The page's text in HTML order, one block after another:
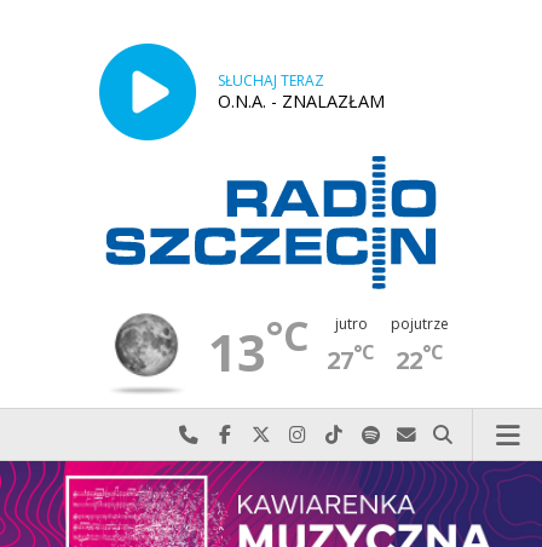
SŁUCHAJ TERAZ
O.N.A. - ZNALAZŁAM
13°C jutro
27°C
pojutrze
22°C
Najlepiej po prostu do nas zadzwoń
Odwiedź nas na Facebook-u
Odwiedź nas na X
Odwiedź nas na Instagram-ie
Odwiedź nas na TikTok-u
Szukaj nas na Spotify
Wyślij do nas
Szukaj